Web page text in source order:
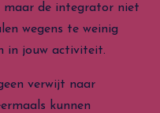
de integrator niet
wegens te weinig
in jouw activiteit.
verwijt naar
kunnen